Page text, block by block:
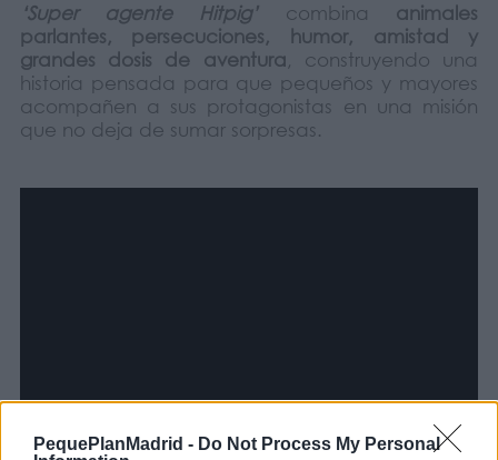
PequePlanMadrid - Do Not Process My Personal
‘Super agente Hitpig’combina animales
parlantes, persecuciones, humor, amistad y
grandes dosis de aventura, construyendo una
historia pensada para que pequeños y mayores
acompañen a sus protagonistas en una misión
que no deja de sumar sorpresas.